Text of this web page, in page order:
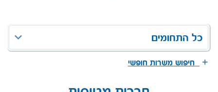
כל התחומים
חיפוש משרות חופשי